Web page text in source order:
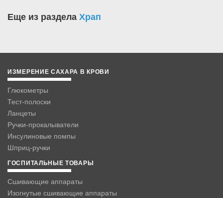
Еще из раздела Храп
ИЗМЕРЕНИЕ САХАРА В КРОВИ
Глюкометры
Тест-полоски
Ланцеты
Ручки-прокалыватели
Инсулиновые помпы
Шприц-ручки
ГОСПИТАЛЬНЫЕ ТОВАРЫ
Сшивающие аппараты
Изогнутые сшивающие аппараты